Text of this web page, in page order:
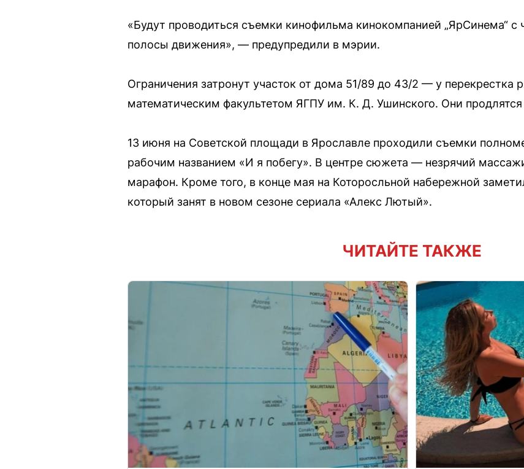
«Будут проводиться съемки кинофильма кинокомпанией „ЯрСинема“
полосы движения», — предупредили в мэрии.
Ограничения затронут участок от дома 51/89 до 43/2 — у перекрестка
математическим факультетом ЯГПУ им. К. Д. Ушинского. Они
13 июня на Советской площади в Ярославле проходили съемки
рабочим названием «И я побегу». В центре сюжета — незрячий
марафон. Кроме того, в конце мая на Которосльной набережной
который занят в новом сезоне сериала «Алекс Лютый».
ЧИТАЙТЕ ТАКЖЕ